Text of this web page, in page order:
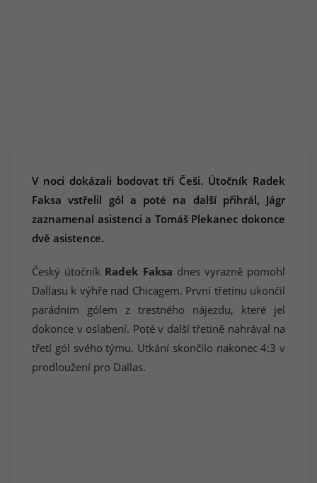
V noci dokázali bodovat tři Češi. Útočník Radek
Faksa vstřelil gól a poté na další přihrál, Jágr
zaznamenal asistenci a Tomáš Plekanec dokonce
dvě asistence.
Český útočník Radek Faksa dnes vyrazně pomohl
Dallasu k výhře nad Chicagem. První třetinu ukončil
parádním gólem z trestného nájezdu, které jel
dokonce v oslabení. Poté v další třetině nahrával na
třetí gól svého týmu. Utkání skončilo nakonec 4:3 v
prodloužení pro Dallas.